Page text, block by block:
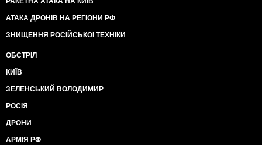
АТАКА ДРОНІВ НА РЕГІОНИ РФ
ЗНИЩЕННЯ РОСІЙСЬКОЇ ТЕХНІКИ
ОБСТРІЛ
КИЇВ
ЗЕЛЕНСЬКИЙ ВОЛОДИМИР
РОСІЯ
ДРОНИ
АРМІЯ РФ